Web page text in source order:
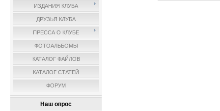
ИЗДАНИЯ КЛУБА
ДРУЗЬЯ КЛУБА
ПРЕССА О КЛУБЕ
ФОТОАЛЬБОМЫ
КАТАЛОГ ФАЙЛОВ
КАТАЛОГ СТАТЕЙ
ФОРУМ
Наш опрос